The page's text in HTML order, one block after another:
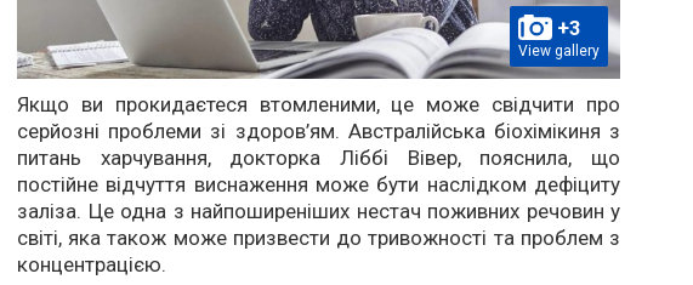
+3
View gallery
Якщо ви прокидаєтеся втомленими, це може свідчити про
серйозні проблеми зі здоров’ям. Австралійська біохімікиня з
питань харчування, докторка Ліббі Вівер, пояснила, що
постійне відчуття виснаження може бути наслідком дефіциту
заліза. Це одна з найпоширеніших нестач поживних речовин у
світі, яка також може призвести до тривожності та проблем з
концентрацією.